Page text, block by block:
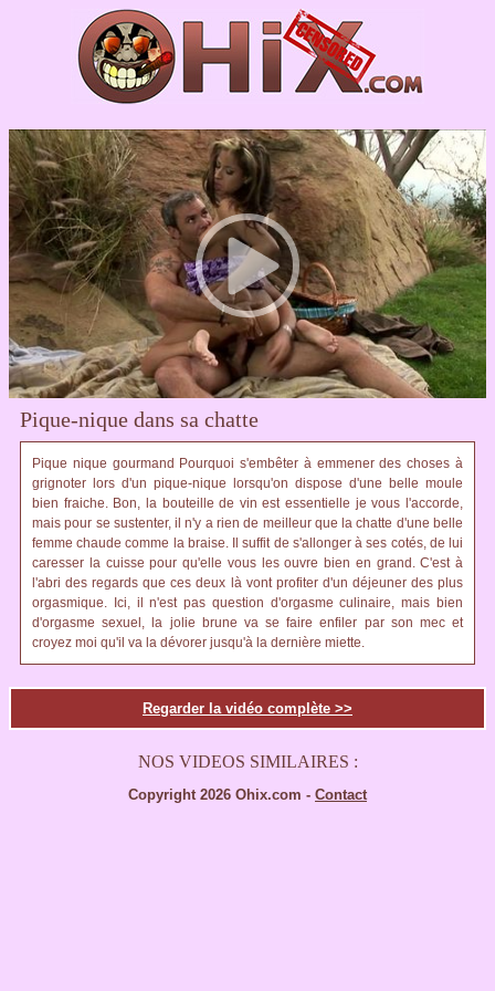
Pique-nique dans sa chatte
Pique nique gourmand Pourquoi s'embêter à emmener des choses à
grignoter lors d'un pique-nique lorsqu'on dispose d'une belle moule
bien fraiche. Bon, la bouteille de vin est essentielle je vous l'accorde,
mais pour se sustenter, il n'y a rien de meilleur que la chatte d'une belle
femme chaude comme la braise. Il suffit de s'allonger à ses cotés, de lui
caresser la cuisse pour qu'elle vous les ouvre bien en grand. C'est à
l'abri des regards que ces deux là vont profiter d'un déjeuner des plus
orgasmique. Ici, il n'est pas question d'orgasme culinaire, mais bien
d'orgasme sexuel, la jolie brune va se faire enfiler par son mec et
croyez moi qu'il va la dévorer jusqu'à la dernière miette.
Regarder la vidéo complète >>
NOS VIDEOS SIMILAIRES :
Copyright 2026 Ohix.com - Contact